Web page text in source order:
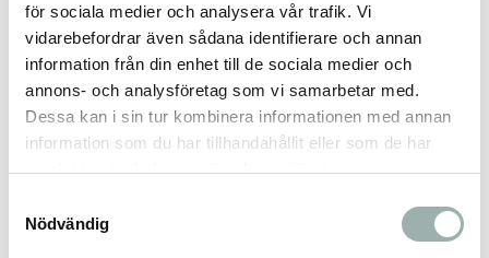
för sociala medier och analysera vår trafik. Vi
vidarebefordrar även sådana identifierare och annan
information från din enhet till de sociala medier och
annons- och analysföretag som vi samarbetar med.
Dessa kan i sin tur kombinera informationen med annan
information som du har tillhandahållit eller som de har
samlat in när du har använt deras tjänster.
Nödvändig
Återvunnen plast
Frisboon är 17,5 cm
Omdömen